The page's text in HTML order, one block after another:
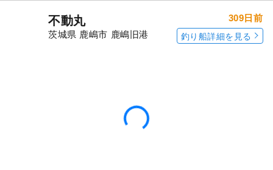
不動丸
茨城県 鹿嶋市 鹿嶋旧港
309日前
釣り船詳細を見る